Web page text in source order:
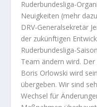
Ruderbundesliga-
Neuigkeiten (mehr
DRV-Generalsekretär
der zukünftigen
Ruderbundesliga-
Team ändern wird.
Boris Orlowski wird
übergeben. Wir sind
Wechsel für